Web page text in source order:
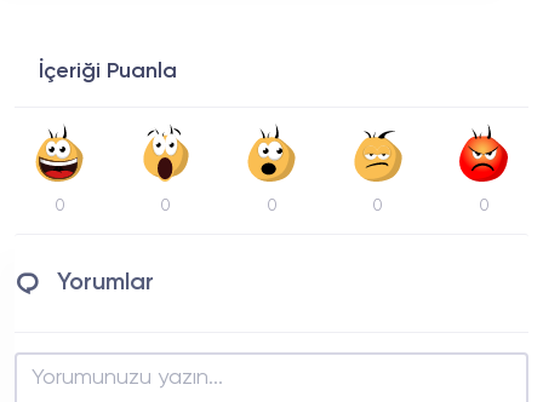
İçeriği Puanla
0 0 0 0 0
Yorumlar